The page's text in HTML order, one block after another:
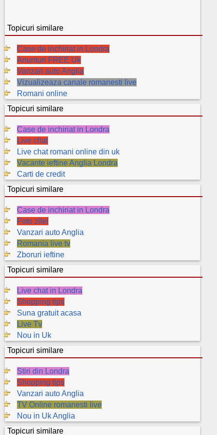
Topicuri similare
Case de inchiriat in Londra
Anunturi FREE Uk
Vanzari auto Anglia
Vizualizeaza canale romanesti live
Romani online
Topicuri similare
Case de inchiriat in Londra
Live chat
Live chat romani online din uk
Vacante ieftine Anglia Londra
Carti de credit
Topicuri similare
Case de inchiriat in Londra
Foto zilei
Vanzari auto Anglia
Romania live tv
Zboruri ieftine
Topicuri similare
Live chat in Londra
Shopping tips
Suna gratuit acasa
Live Tv
Nou in Uk
Topicuri similare
Stiri din Londra
Shopping tips
Vanzari auto Anglia
TV Online romanesti live
Nou in Uk Anglia
Topicuri similare